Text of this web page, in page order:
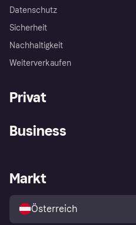
Datenschutz
Sicherheit
Nachhaltigkeit
Weiterverkaufen
Privat
Shops entdecken
Business
Händlerportal
Markt
Österreich